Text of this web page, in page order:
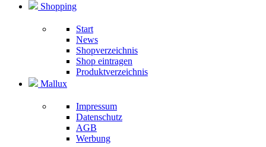
Shopping
Start
News
Shopverzeichnis
Shop eintragen
Produktverzeichnis
Mallux
Impressum
Datenschutz
AGB
Werbung